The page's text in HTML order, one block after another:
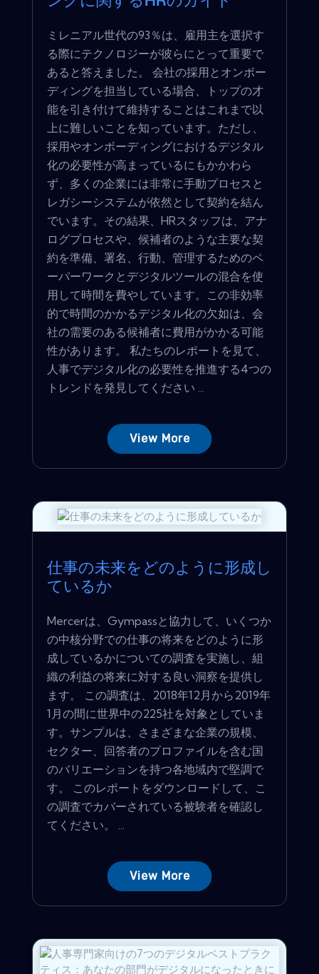
ミレニアル世代の93％は、雇用主を選択す
る際にテクノロジーが彼らにとって重要で
あると答えました。 会社の採用とオンボー
ディングを担当している場合、トップの才
能を引き付けて維持することはこれまで以
上に難しいことを知っています。ただし、
採用やオンボーディングにおけるデジタル
化の必要性が高まっているにもかかわら
ず、多くの企業には非常に手動プロセスと
レガシーシステムが依然として契約を結ん
でいます。その結果、HRスタッフは、アナ
ログプロセスや、候補者のような主要な契
約を準備、署名、行動、管理するためのペ
ーパーワークとデジタルツールの混合を使
用して時間を費やしています。この非効率
的で時間のかかるデジタル化の欠如は、会
社の需要のある候補者に費用がかかる可能
性があります。 私たちのレポートを見て、
人事でデジタル化の必要性を推進する4つの
トレンドを発見してください ...
View More
仕事の未来をどのように形成し
ているか
Mercerは、Gympassと協力して、いくつか
の中核分野での仕事の将来をどのように形
成しているかについての調査を実施し、組
織の利益の将来に対する良い洞察を提供し
ます。 この調査は、2018年12月から2019年
1月の間に世界中の225社を対象としていま
す。サンプルは、さまざまな企業の規模、
セクター、回答者のプロファイルを含む国
のバリエーションを持つ各地域内で堅調で
す。 このレポートをダウンロードして、こ
の調査でカバーされている被験者を確認し
てください。 ...
View More